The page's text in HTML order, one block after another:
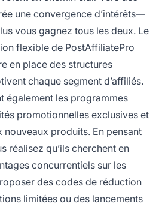
une convergence d’intérêts—
vous gagnez tous les deux. Le
flexible de PostAffiliatePro
en place des structures
chaque segment d’affiliés.
également les programmes
promotionnelles exclusives et
nouveaux produits. En pensant
réalisez qu’ils cherchent en
concurrentiels sur les
des codes de réduction
limitées ou des lancements